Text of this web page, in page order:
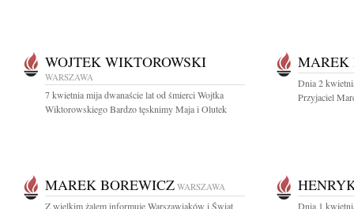
WOJTEK WIKTOROWSKI
WARSZAWA
7 kwietnia mija dwanaście lat od śmierci Wojtka
Wiktorowskiego Bardzo tęsknimy Maja i Olutek
MAREK
Dnia 2
Przyjaciel
MAREK BOREWICZ WARSZAWA
Z wielkim żalem informuję Warszawiaków i Świat
Dnia 1